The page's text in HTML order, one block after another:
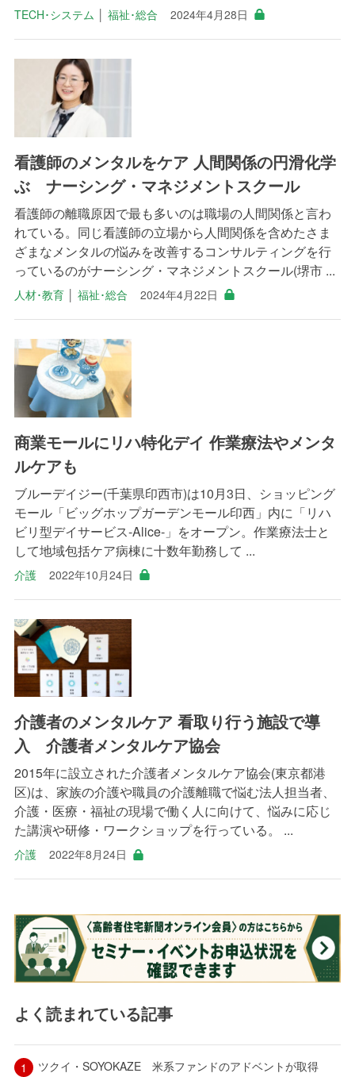
TECH･システム │ 福祉･総合 2024年4月28日
看護師のメンタルをケア 人間関係の円滑化学
ぶ ナーシング・マネジメントスクール
看護師の離職原因で最も多いのは職場の人間関係と言わ
れている。同じ看護師の立場から人間関係を含めたさま
ざまなメンタルの悩みを改善するコンサルティングを行
っているのがナーシング・マネジメントスクール(堺市 ...
人材･教育│ 福祉･総合 2024年4月22日
商業モールにリハ特化デイ 作業療法やメンタ
ルケアも
ブルーデイジー(千葉県印西市)は10月3日、ショッピング
モール「ビッグホップガーデンモール印西」内に「リハ
ビリ型デイサービス‐Alice‐」をオープン。作業療法士と
して地域包括ケア病棟に十数年勤務して ...
介護 2022年10月24日
介護者のメンタルケア 看取り行う施設で導
入 介護者メンタルケア協会
2015年に設立された介護者メンタルケア協会(東京都港
区)は、家族の介護や職員の介護離職で悩む法人担当者、
介護・医療・福祉の現場で働く人に向けて、悩みに応じ
た講演や研修・ワークショップを行っている。 ...
介護 2022年8月24日
よく読まれている記事
ツクイ・SOYOKAZE 米系ファンドのアドベントが取得